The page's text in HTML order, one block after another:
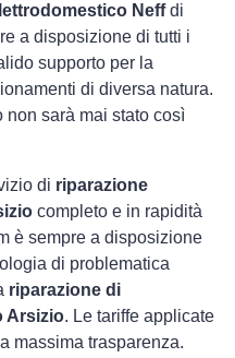
Neffdi
a disposizione di tutti i
supporto per la
di diversa natura.
non sarà mai stato così
di riparazione
completo e in rapidità
è sempre a disposizione
di problematica
riparazione di
Arsizio. Le tariffe applicate
massima trasparenza.